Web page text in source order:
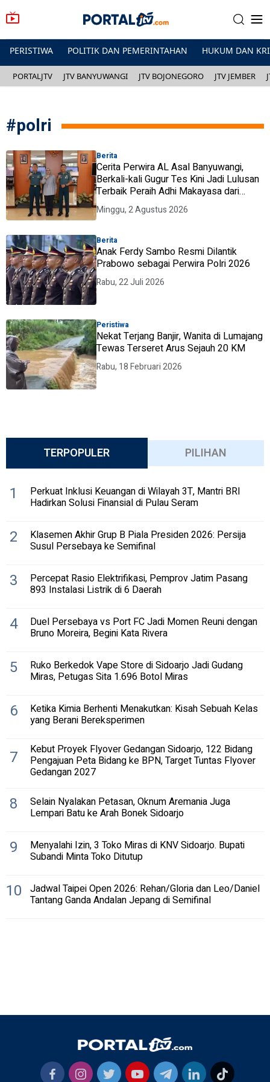
PERISTIWA POLITIK DAN PEMERINTAHAN HUKUM DAN
PORTALJTV JTV BANYUWANGI JTV BOJONEGORO JTV JEMBER
#polri
Berita
Cerita Perwira AL Asal Banyuwangi,
Berkali-kali Gugur Tes Kini Jadi Lulusan
Terbaik Peraih Adhi Makayasa dari
Presiden
Minggu, 2 Agustus 2026
Berita
Anak Ferdy Sambo Resmi Dilantik
Prabowo sebagai Perwira Polri 2026
Rabu, 22 Juli 2026
Peristiwa
Nekat Terjang Banjir, Wanita di Lumajang
Tewas Terseret Arus Sejauh 20 KM
Rabu, 18 Februari 2026
TERPOPULER PILIHAN
1 Perkuat Inklusi Keuangan di Wilayah 3T, Mantri BRI
Hadirkan Solusi Finansial di Pulau Seram
2 Klasemen Akhir Grup B Piala Presiden 2026: Persija
Susul Persebaya ke Semifinal
3 Percepat Rasio Elektrifikasi, Pemprov Jatim Pasang
893 Instalasi Listrik di 6 Daerah
4 Duel Persebaya vs Port FC Jadi Momen Reuni dengan
Bruno Moreira, Begini Kata Rivera
5 Ruko Berkedok Vape Store di Sidoarjo Jadi Gudang
Miras, Petugas Sita 1.696 Botol Miras
6 Ketika Kimia Berhenti Menakutkan: Kisah Sebuah Kelas
yang Berani Bereksperimen
7 Kebut Proyek Flyover Gedangan Sidoarjo, 122 Bidang
Pengajuan Peta Bidang ke BPN, Target Tuntas Flyover
Gedangan 2027
8 Selain Nyalakan Petasan, Oknum Aremania Juga
Lempari Batu ke Arah Bonek Sidoarjo
9 Menyalahi Izin, 3 Toko Miras di KNV Sidoarjo. Bupati
Subandi Minta Toko Ditutup
10 Jadwal Taipei Open 2026: Rehan/Gloria dan Leo/Daniel
Tantang Ganda Andalan Jepang di Semifinal